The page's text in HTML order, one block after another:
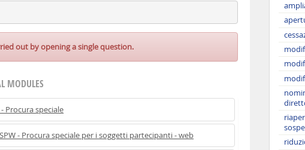
out by opening a single question.
MODULES
- Procura speciale
- Procura speciale per i soggetti partecipanti - web